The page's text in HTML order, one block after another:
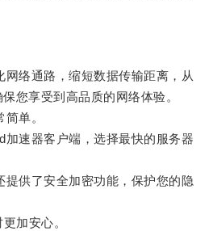
络通路，缩短数据传输距离，从
您享受到高品质的网络体验。
单。
速器客户端，选择最快的服务器
供了安全加密功能，保护您的隐
加安心。